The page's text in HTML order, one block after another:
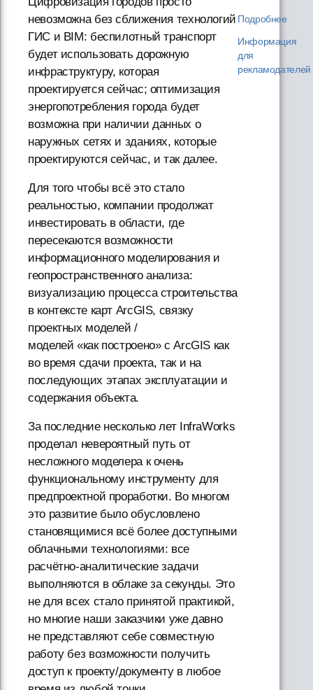
невозможна без сближения технологий
ГИС и BIM: беспилотный транспорт
будет использовать дорожную
инфраструктуру, которая
проектируется сейчас; оптимизация
энергопотребления города будет
возможна при наличии данных о
наружных сетях и зданиях, которые
проектируются сейчас, и так далее.
Для того чтобы всё это стало
реальностью, компании продолжат
инвестировать в области, где
пересекаются возможности
информационного моделирования и
геопространственного анализа:
визуализацию процесса строительства
в контексте карт ArcGIS, связку
проектных моделей /
моделей «как построено» с ArcGIS как
во время сдачи проекта, так и на
последующих этапах эксплуатации и
содержания объекта.
За последние несколько лет InfraWorks
проделал невероятный путь от
несложного моделера к очень
функциональному инструменту для
предпроектной проработки. Во многом
это развитие было обусловлено
становящимися всё более доступными
облачными технологиями: все
расчётно-аналитические задачи
выполняются в облаке за секунды. Это
не для всех стало принятой практикой,
но многие наши заказчики уже давно
не представляют себе совместную
работу без возможности получить
доступ к проекту/документу в любое
Подробнее
Информация
для
рекламодателей